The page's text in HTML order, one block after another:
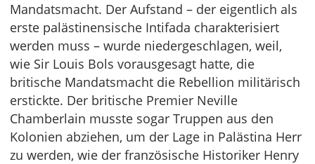
Mandatsmacht. Der Aufstand – der eigentlich als
erste palästinensische Intifada charakterisiert
werden muss – wurde niedergeschlagen, weil,
wie Sir Louis Bols vorausgesagt hatte, die
britische Mandatsmacht die Rebellion militärisch
erstickte. Der britische Premier Neville
Chamberlain musste sogar Truppen aus den
Kolonien abziehen, um der Lage in Palästina Herr
zu werden, wie der französische Historiker Henry